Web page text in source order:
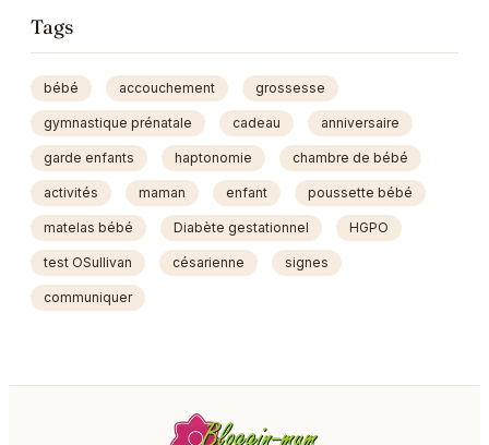
Tags
bébé accouchement grossesse
gymnastique prénatale cadeau anniversaire
garde enfants haptonomie chambre de bébé
activités maman enfant poussette bébé
matelas bébé Diabète gestationnel HGPO
test OSullivan césarienne signes
communiquer